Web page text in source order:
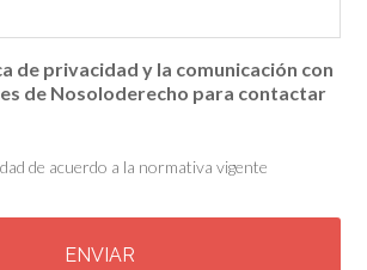
de privacidad y la comunicación con
de Nosoloderecho para contactar
de acuerdo a la normativa vigente